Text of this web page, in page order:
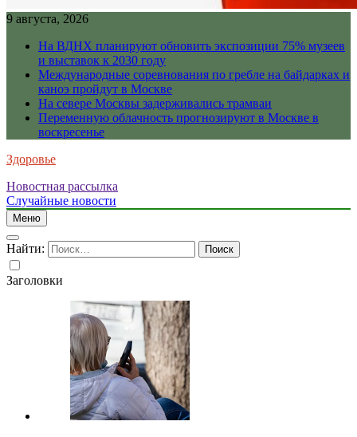
9 августа, 2026
На ВДНХ планируют обновить экспозиции 75% музеев
и выставок к 2030 году
Международные соревнования по гребле на байдарках и
каноэ пройдут в Москве
На севере Москвы задерживались трамваи
Переменную облачность прогнозируют в Москве в
воскресенье
Здоровье
Новостная рассылка
Случайные новости
Меню
Найти:
Заголовки